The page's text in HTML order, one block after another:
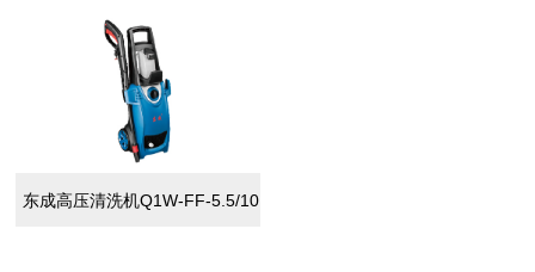
东成高压清洗机Q1W-FF-5.5/10